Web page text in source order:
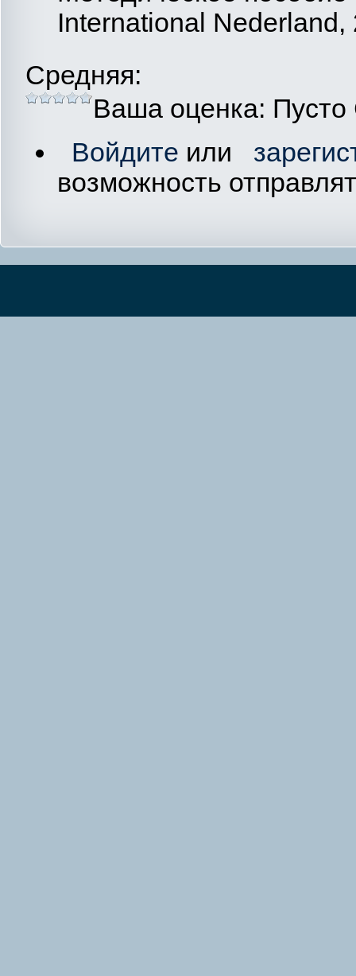
International Nederland,
Средняя:
Ваша оценка: Пусто
Войдите или
возможность